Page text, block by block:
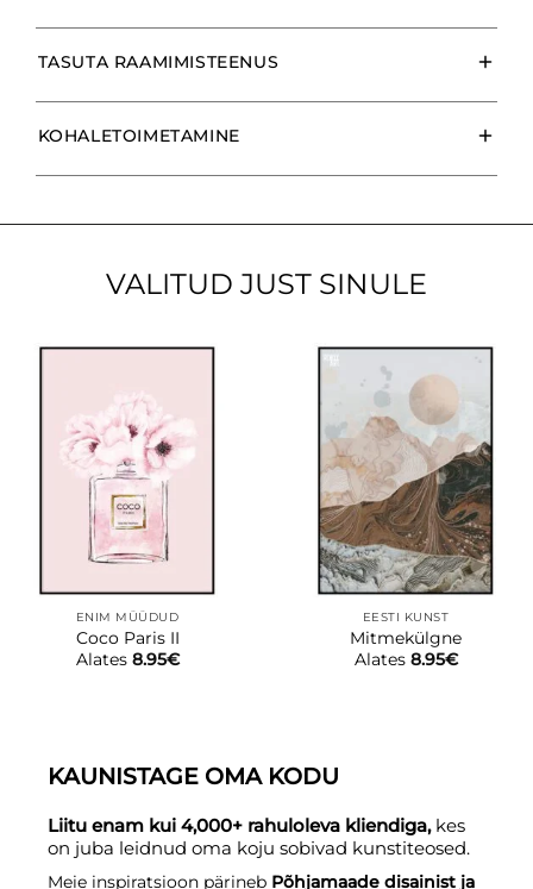
TASUTA RAAMIMISTEENUS
KOHALETOIMETAMINE
VALITUD JUST SINULE
ENIM MÜÜDUD
Coco Paris II
Alates 8.95€
EESTI KUNST
Mitmekülgne
Alates 8.95€
KAUNISTAGE OMA KODU
Liitu enam kui 4,000+ rahuloleva kliendiga, kes
on juba leidnud oma koju sobivad kunstiteosed.
Meie inspiratsioon pärineb Põhjamaade disainist ja